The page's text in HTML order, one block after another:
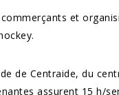
et
de Centraide, du
assurent 15 h/